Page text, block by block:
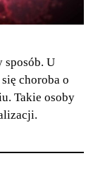
sposób. U
choroba o
Takie osoby